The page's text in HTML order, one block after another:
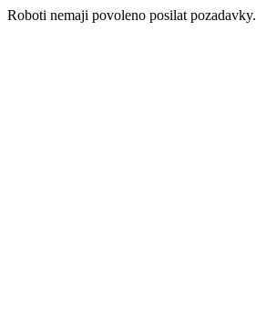
Roboti nemaji povoleno posilat pozadavky.